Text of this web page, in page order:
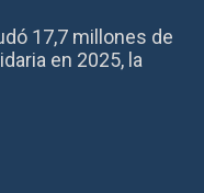
17,7 millones de
en 2025, la